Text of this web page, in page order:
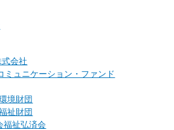
会社
ミュニケーション・ファンド
境財団
祉財団
福祉弘済会